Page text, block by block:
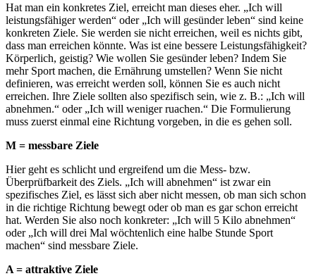
Hat man ein konkretes Ziel, erreicht man dieses eher. „Ich will
leistungsfähiger werden“ oder „Ich will gesünder leben“ sind keine
konkreten Ziele. Sie werden sie nicht erreichen, weil es nichts gibt,
dass man erreichen könnte. Was ist eine bessere Leistungsfähigkeit?
Körperlich, geistig? Wie wollen Sie gesünder leben? Indem Sie
mehr Sport machen, die Ernährung umstellen? Wenn Sie nicht
definieren, was erreicht werden soll, können Sie es auch nicht
erreichen. Ihre Ziele sollten also spezifisch sein, wie z. B.: „Ich will
abnehmen.“ oder „Ich will weniger ruachen.“ Die Formulierung
muss zuerst einmal eine Richtung vorgeben, in die es gehen soll.
M = messbare Ziele
Hier geht es schlicht und ergreifend um die Mess- bzw.
Überprüfbarkeit des Ziels. „Ich will abnehmen“ ist zwar ein
spezifisches Ziel, es lässt sich aber nicht messen, ob man sich schon
in die richtige Richtung bewegt oder ob man es gar schon erreicht
hat. Werden Sie also noch konkreter: „Ich will 5 Kilo abnehmen“
oder „Ich will drei Mal wöchtenlich eine halbe Stunde Sport
machen“ sind messbare Ziele.
A = attraktive Ziele